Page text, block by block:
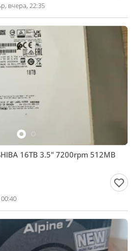
вчера, 22:35
16TB 3.5" 7200rpm 512MB